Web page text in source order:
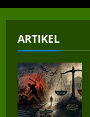
ARTIKEL